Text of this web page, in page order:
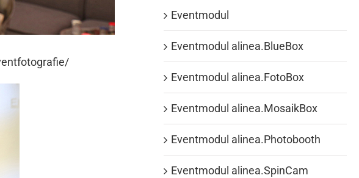
Eventmodul
Eventmodul alinea.BlueBox
Eventmodul alinea.FotoBox
Eventmodul alinea.MosaikBox
Eventmodul alinea.Photobooth
Eventmodul alinea.SpinCam